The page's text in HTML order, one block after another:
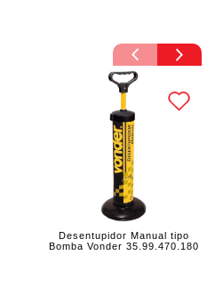
Desentupidor Manual tipo
Bomba Vonder 35.99.470.180